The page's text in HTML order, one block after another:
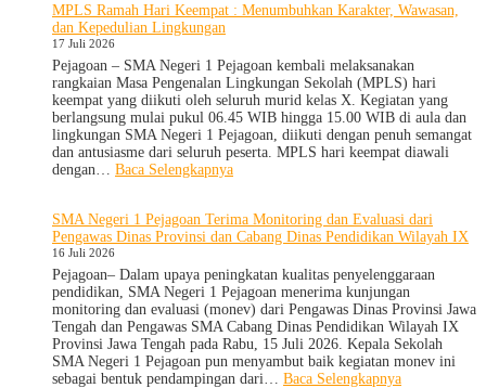
Pengabdian,
Hari
Ke-
dan
Apel
Kesadaran
KORPRI
MPLS Ramah Hari Keempat : Menumbuhkan Karakter, Wawasan,
dan Kepedulian Lingkungan
17 Juli 2026
Pejagoan – SMA Negeri 1 Pejagoan kembali melaksanakan
rangkaian Masa Pengenalan Lingkungan Sekolah (MPLS) hari
keempat yang diikuti oleh seluruh murid kelas X. Kegiatan yang
berlangsung mulai pukul 06.45 WIB hingga 15.00 WIB di aula dan
lingkungan SMA Negeri 1 Pejagoan, diikuti dengan penuh semangat
dan antusiasme dari seluruh peserta. MPLS hari keempat diawali
dengan… Baca Selengkapnya:
Hari
Keempat
Menumbuhkan
Karakter,
Wawasan,
dan
Kepedulian
Lingkungan
SMA Negeri 1 Pejagoan Terima Monitoring dan Evaluasi dari
Pengawas Dinas Provinsi dan Cabang Dinas Pendidikan Wilayah IX
16 Juli 2026
Pejagoan– Dalam upaya peningkatan kualitas penyelenggaraan
pendidikan, SMA Negeri 1 Pejagoan menerima kunjungan
monitoring dan evaluasi (monev) dari Pengawas Dinas Provinsi Jawa
Tengah dan Pengawas SMA Cabang Dinas Pendidikan Wilayah IX
Provinsi Jawa Tengah pada Rabu, 15 Juli 2026. Kepala Sekolah
SMA Negeri 1 Pejagoan pun menyambut baik kegiatan monev ini
sebagai bentuk pendampingan dari… Baca Selengkapnya: